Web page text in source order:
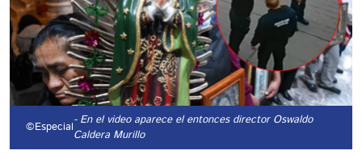
©Especial- En el video aparece el entonces director Oswaldo
Caldera Murillo